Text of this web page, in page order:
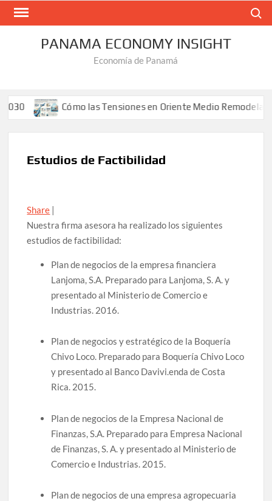
Saltar
PANAMA ECONOMY INSIGHT
Economía de Panamá
Cómo las Tensiones en Oriente Medio Remodelan los
Estudios de Factibilidad
Share |
Nuestra firma asesora ha realizado los siguientes
estudios de factibilidad:
Plan de negocios de la empresa financiera
Lanjoma, S.A. Preparado para Lanjoma, S. A. y
presentado al Ministerio de Comercio e
Industrias. 2016.
Plan de negocios y estratégico de la Boquería
Chivo Loco. Preparado para Boquería Chivo Loco
y presentado al Banco Davivi.enda de Costa
Rica. 2015.
Plan de negocios de la Empresa Nacional de
Finanzas, S.A. Preparado para Empresa Nacional
de Finanzas, S. A. y presentado al Ministerio de
Comercio e Industrias. 2015.
Plan de negocios de una empresa agropecuaria